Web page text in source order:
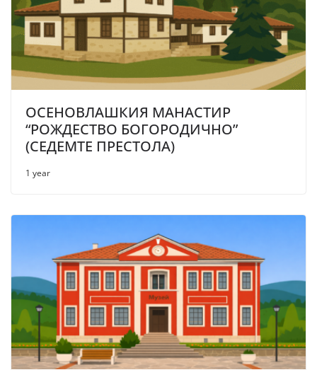
ОСЕНОВЛАШКИЯ МАНАСТИР
“РОЖДЕСТВО БОГОРОДИЧНО”
(СЕДЕМТЕ ПРЕСТОЛА)
1 year